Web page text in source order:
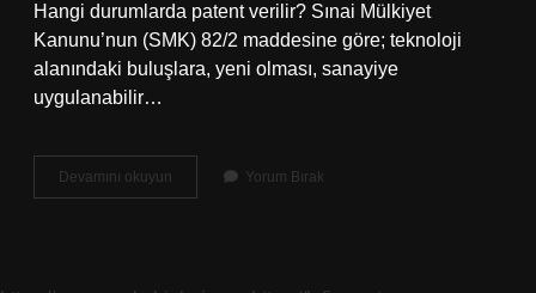
Hangi durumlarda patent verilir? Sınai Mülkiyet
Kanunu’nun (SMK) 82/2 maddesine göre; teknoloji
alanındaki buluşlara, yeni olması, sanayiye
uygulanabilir…
Devamını okuyun
Buluşa
Yorum Bırak